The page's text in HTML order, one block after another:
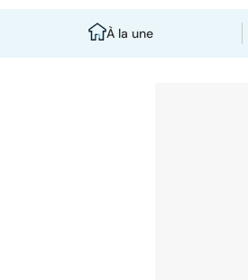
À la une